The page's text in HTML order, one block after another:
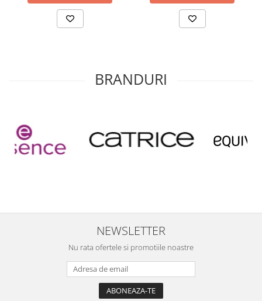
BRANDURI
NEWSLETTER
Nu rata ofertele si promotiile noastre